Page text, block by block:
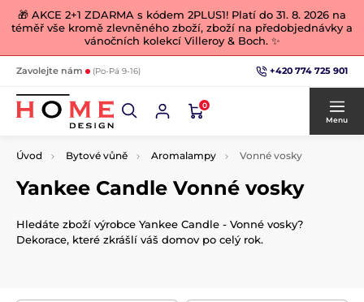
🎁 AKCE 2+1 ZDARMA s kódem 2PLUS1! Platí do 31. 8. 2026 na
téměř vše kromě zlevněného zboží, zboží na předobjednávky a
vánočních kolekcí Villeroy & Boch. ✨
Zavolejte nám (Po-Pá 9-16) +420 774 725 901
0
Menu
Úvod Bytové vůně Aromalampy Vonné vosky
Yankee Candle Vonné vosky
Hledáte zboží výrobce Yankee Candle - Vonné vosky?
Dekorace, které zkrášlí váš domov po celý rok.